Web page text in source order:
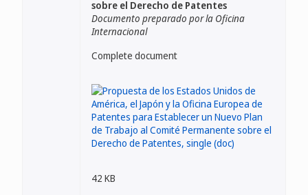
sobre el Derecho de Patentes
Documento preparado por la Oficina
Internacional
Complete document
42 KB